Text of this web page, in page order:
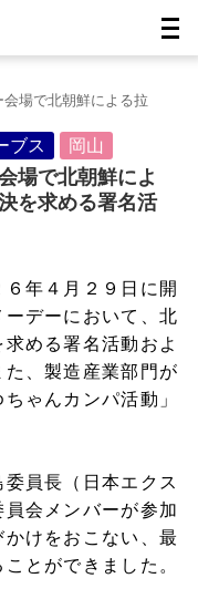
場で北朝鮮による拉
ーデー会場で北朝鮮による
で北朝鮮による拉致……
ブス 岡山
場で北朝鮮によ
を求める署名活
年４月２９日に開
デーにおいて、北
める署名活動およ
、製造産業部門が
ゃんカンパ活動」
員長（日本エクス
会メンバーが参加
けをおこない、最
とができました。